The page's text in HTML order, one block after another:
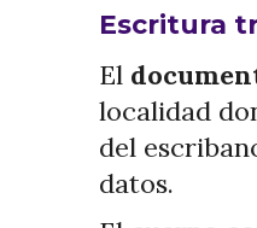
Escritura
El
localidad
del
datos.